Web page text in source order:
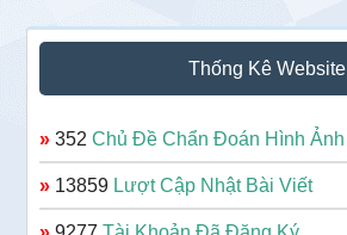
Thống Kê Website
» 352Chủ Đề Chẩn Đoán Hình Ảnh
» 13859 Lượt Cập Nhật Bài Viết